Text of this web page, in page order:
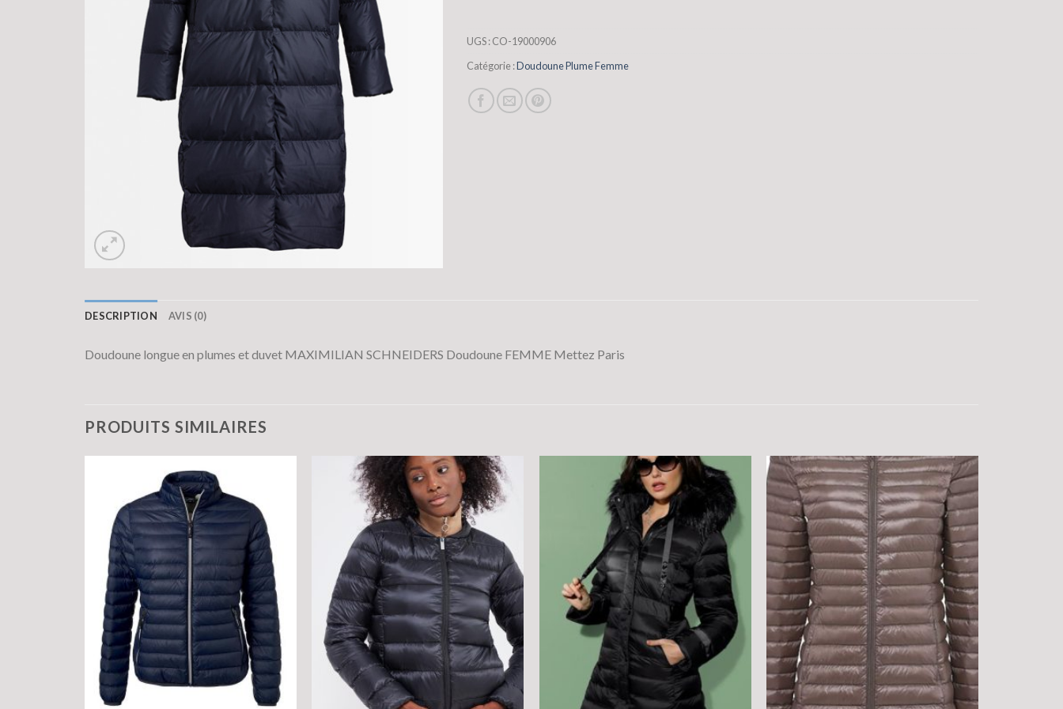
UGS :CO-19000906
Catégorie :Doudoune Plume Femme
DESCRIPTION AVIS (0)
Doudoune longue en plumes et duvet MAXIMILIAN SCHNEIDERS Doudoune FEMME Mettez Paris
PRODUITS SIMILAIRES